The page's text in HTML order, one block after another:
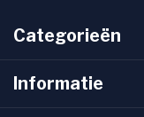
Categorieën
Informatie